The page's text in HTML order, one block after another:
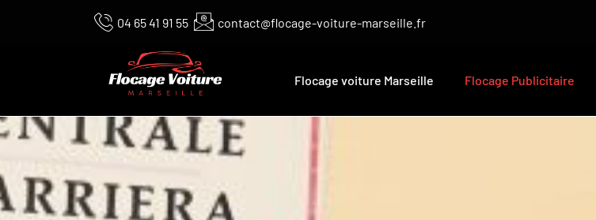
04 65 41 91 55 contact@flocage-voiture-marseille.fr
Flocage voiture Marseille Flocage Publicitaire